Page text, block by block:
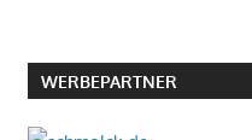
WERBEPARTNER